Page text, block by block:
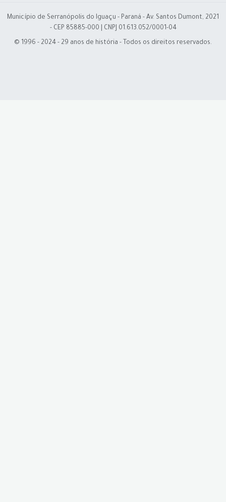
Município de Serranópolis do Iguaçu - Paraná - Av. Santos Dumont, 2021
- CEP 85885-000 | CNPJ 01.613.052/0001-04
© 1996 - 2024 - 29 anos de história - Todos os direitos reservados.